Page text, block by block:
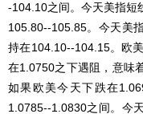
-104.10之间。今天美指短
105.80--105.85。今天美
持在104.10--104.15。欧
在1.0750之下遇阻，意味
如果欧美今天下跌在
1.0785--1.0830之间。今